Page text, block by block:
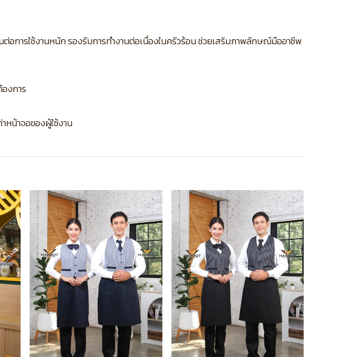
อการใช้งานหนัก รองรับการทำงานต่อเนื่องในครัวร้อน ช่วยเสริมภาพลักษณ์มืออาชีพ
งการ
หน้าจอของผู้ใช้งาน